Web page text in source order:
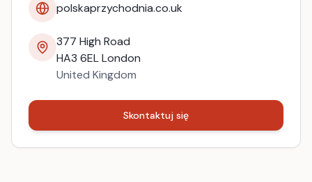
polskaprzychodnia.co.uk
377 High Road
HA3 6ELLondon
United Kingdom
Skontaktuj się